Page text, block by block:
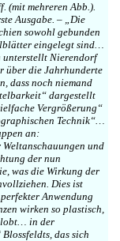
(mit mehreren Abb.).
Ausgabe. – „Die
sowohl gebunden
eingelegt sind…
unterstellt Nierendorf
über die Jahrhunderte
dass noch niemand
dargestellt
Vergrößerung“
Technik“…
an:
und
der nun
was die Wirkung der
Dies ist
Anwendung
wirken so plastisch,
lobt… in der
das sich